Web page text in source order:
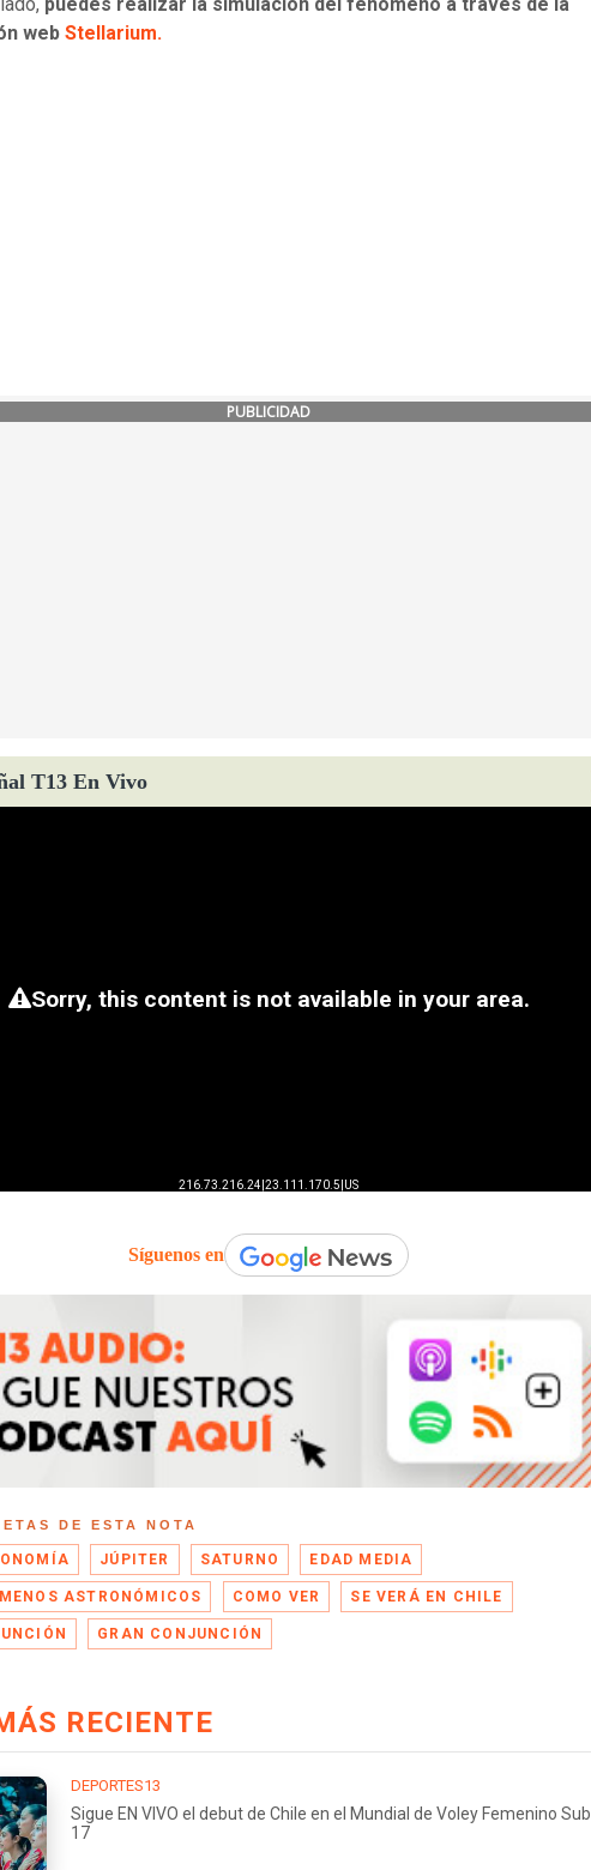
web Stellarium.
PUBLICIDAD
T13 En Vivo
Síguenos en
DE ESTA NOTA
JÚPITER SATURNO EDAD MEDIA
ASTRONÓMICOS COMO VER SE VERÁ EN CHILE
GRAN CONJUNCIÓN
RECIENTE
DEPORTES13
Sigue EN VIVO el debut de Chile en el Mundial de Voley Femenino Sub
17